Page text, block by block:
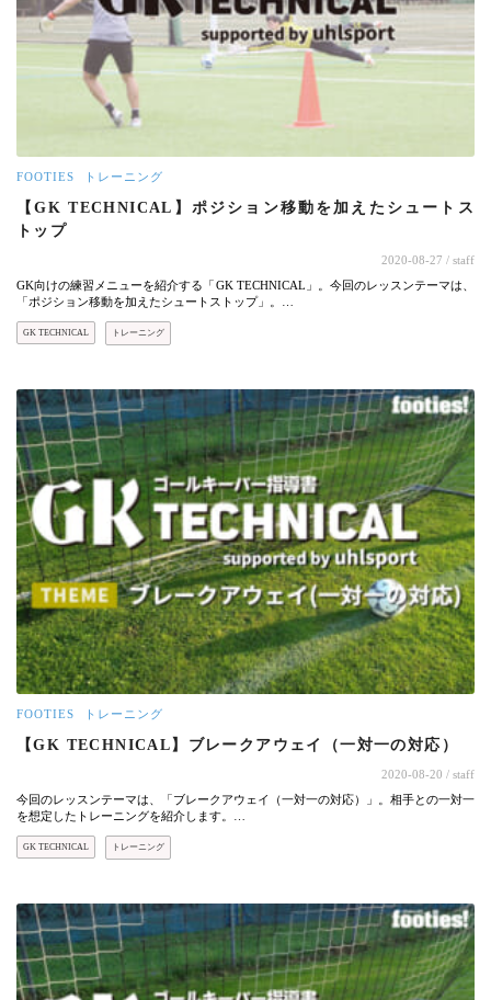
FOOTIES トレーニング
【GK TECHNICAL】ポジション移動を加えたシュートス
トップ
2020-08-27 / staff
GK向けの練習メニューを紹介する「GK TECHNICAL」。今回のレッスンテーマは、
「ポジション移動を加えたシュートストップ」。…
GK TECHNICAL トレーニング
FOOTIES トレーニング
【GK TECHNICAL】ブレークアウェイ（一対一の対応）
2020-08-20 / staff
今回のレッスンテーマは、「ブレークアウェイ（一対一の対応）」。相手との一対一
を想定したトレーニングを紹介します。…
GK TECHNICAL トレーニング